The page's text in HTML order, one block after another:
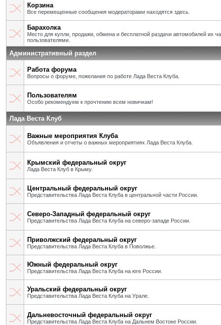
Корзина
Все перемещенные сообщения модераторами находятся здесь.
Барахолка
Место для купли, продажи, обмена и бесплатной раздачи автомобилей их
пользователями.
Административный раздел
Работа форума
Вопросы о форуме, пожелания по работе Лада Веста Клуба.
Пользователям
Особо рекомендуем к прочтению всем новичкам!
Лада Веста Клуб
Важные мероприятия Клуба
Объявления и отчеты о важных мероприятиях Лада Веста Клуба.
Крымский федеральный округ
Лада Веста Клуб в Крыму.
Центральный федеральный округ
Представительства Лада Веста Клуба в центральной части России.
Северо-Западный федеральный округ
Представительства Лада Веста Клуба на северо-западе России.
Приволжский федеральный округ
Представительства Лада Веста Клуба в Поволжье.
Южный федеральный округ
Представительства Лада Веста Клуба на юге России.
Уральский федеральный округ
Представительства Лада Веста Клуба на Урале.
Дальневосточный федеральный округ
Представительства Лада Веста Клуба на Дальнем Востоке России.